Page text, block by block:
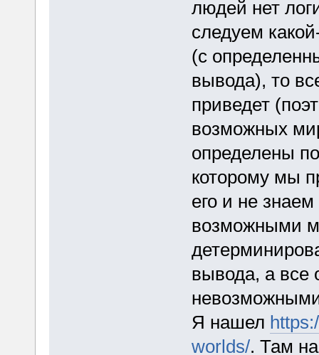
людей нет
следуем
(с
вывода), то
приведет
возможных
определены
которому мы
его и не
возможными
вывода, а все
Я нашел
worlds/. Там